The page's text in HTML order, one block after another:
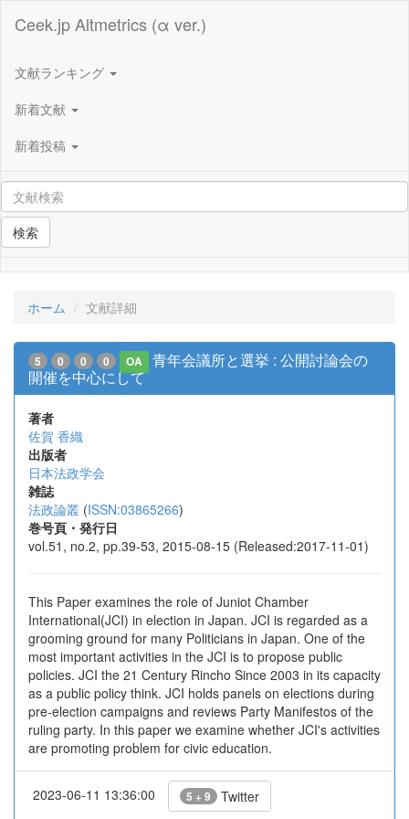
Ceek.jp Altmetrics (α ver.)
文献ランキング
新着文献
新着投稿
検索
ホーム 文献詳細
5 0 0 0 OA
青年会議所と選挙 : 公開討論会の
開催を中心にして
著者
佐賀 香織
出版者
日本法政学会
雑誌
法政論叢 (ISSN:03865266)
巻号頁・発行日
vol.51, no.2, pp.39-53, 2015-08-15 (Released:2017-11-01)
This Paper examines the role of Juniot Chamber
International(JCI) in election in Japan. JCI is regarded as a
grooming ground for many Politicians in Japan. One of the
most important activities in the JCI is to propose public
policies. JCI the 21 Century Rincho Since 2003 in its capacity
as a public policy think. JCI holds panels on elections during
pre-election campaigns and reviews Party Manifestos of the
ruling party. In this paper we examine whether JCI's activities
are promoting problem for civic education.
2023-06-11 13:36:00 5 + 9 Twitter